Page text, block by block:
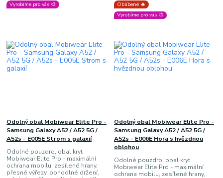
Vyrobíme pro vás 🎨
Odolný obal Mobiwear Elite Pro -
Samsung Galaxy A52 / A52 5G /
A52s - E005E Strom s galaxií
Odolné pouzdro, obal kryt
Mobiwear Elite Pro - maximální
ochrana mobilu, zesílené hrany,
přesné výřezy, pohodlné držení,
Oblíbené 🔥
Vyrobíme pro vás 🎨
Odolný obal Mobiwear Elite Pro -
Samsung Galaxy A52 / A52 5G /
A52s - E006E Hora s hvězdnou
oblohou
Odolné pouzdro, obal kryt
Mobiwear Elite Pro - maximální
ochrana mobilu, zesílené hrany,